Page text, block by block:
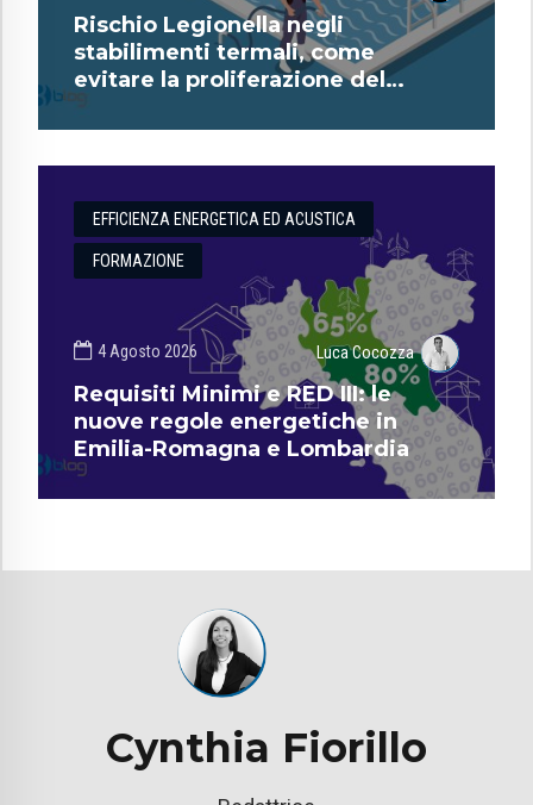
Rischio Legionella negli
stabilimenti termali, come
evitare la proliferazione del
batterio?
EFFICIENZA ENERGETICA ED ACUSTICA
FORMAZIONE
4 Agosto 2026 Luca Cocozza
Requisiti Minimi e RED III: le
nuove regole energetiche in
Emilia-Romagna e Lombardia
Cynthia Fiorillo